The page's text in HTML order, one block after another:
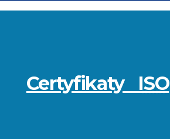
Przydatne
Certyfikaty ISO